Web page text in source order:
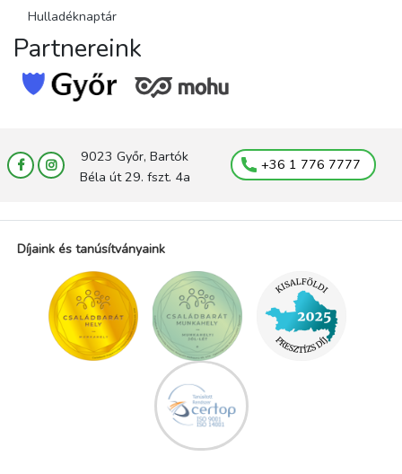
Hulladéknaptár
Partnereink
9023 Győr, Bartók
Béla út 29. fszt. 4a
+36 1 776 7777
Díjaink és tanúsítványaink